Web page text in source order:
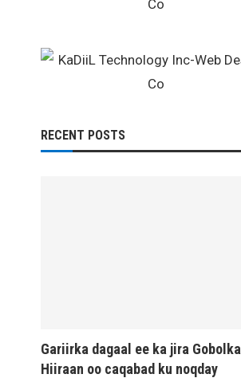
RECENT POSTS
Gariirka dagaal ee ka jira Gobolka
Hiiraan oo caqabad ku noqday